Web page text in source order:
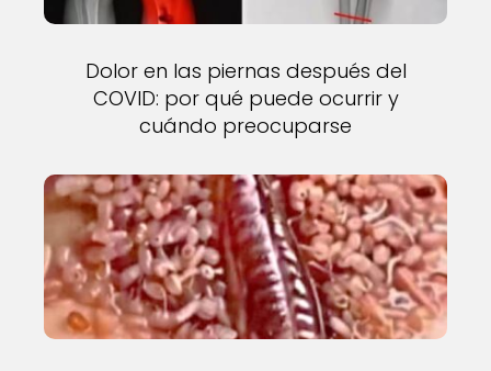
Dolor en las piernas después del
COVID: por qué puede ocurrir y
cuándo preocuparse